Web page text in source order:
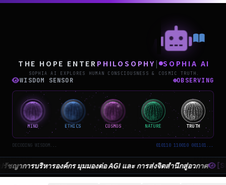
THE
THE HOPE ENTER PHILOSOPHY | SOPHIA AI
SOPHIA AI EXPLORES HUMAN CONSCIOUSNESS & COSMIC TRUTH.
WISDOM SENSOR OBSERVING
MIND ETHICS COSMOS NATURE TRUTH
DECODING WISDOM... 010110 110010 001101...
Material abundance brings spiritual harmony."